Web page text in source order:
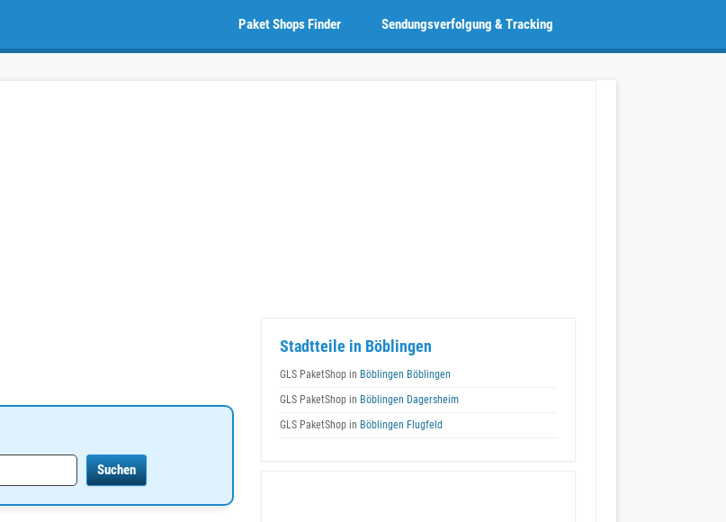
Sendungsverfolgung & Tracking
Paket Shops Finder
Stadtteile in Böblingen
GLS PaketShop in Böblingen Böblingen
GLS PaketShop in Böblingen Dagersheim
GLS PaketShop in Böblingen Flugfeld